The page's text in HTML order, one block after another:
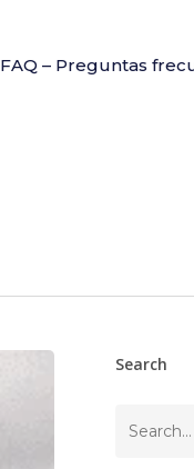
FAQ – Preguntas
Search